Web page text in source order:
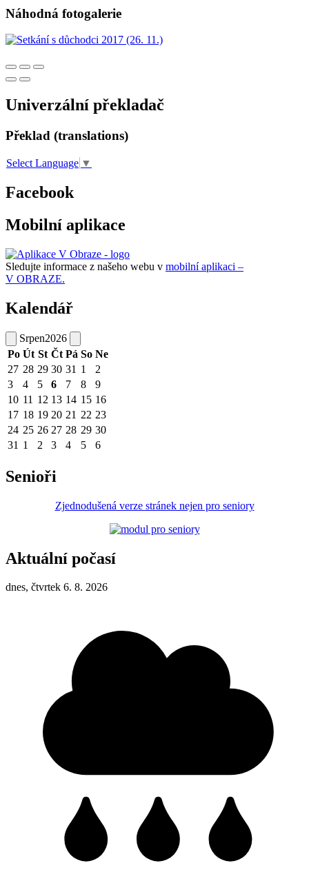
Náhodná fotogalerie
Univerzální překladač
Překlad (translations)
Select Language ▼
Facebook
Mobilní aplikace
Sledujte informace z našeho webu v mobilní aplikaci –
V OBRAZE.
Kalendář
Srpen2026
Po Út St Čt Pá So Ne
27 28 29 30 31 1
2
3
4 5 6 7 8
9
10 11 12 13 14 15 16
17 18 19 20 21 22 23
24 25 26 27 28 29 30
31 1 2 3 4 5 6
Senioři
Zjednodušená verze stránek nejen pro seniory
Aktuální počasí
dnes, čtvrtek 6. 8. 2026